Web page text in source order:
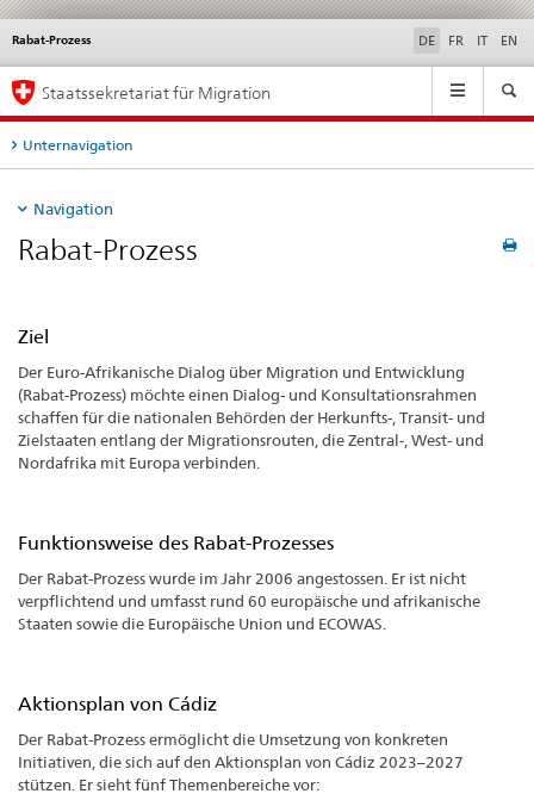
Rabat-Prozess DE FR IT EN
Service
Hauptnavigation
Staatssekretariat für Migration
Unternavigation
Navigation
Rabat-Prozess
Ziel
Der Euro-Afrikanische Dialog über Migration und Entwicklung
(Rabat-Prozess) möchte einen Dialog- und Konsultationsrahmen
schaffen für die nationalen Behörden der Herkunfts-, Transit- und
Zielstaaten entlang der Migrationsrouten, die Zentral-, West- und
Nordafrika mit Europa verbinden.
Funktionsweise des Rabat-Prozesses
Der Rabat-Prozess wurde im Jahr 2006 angestossen. Er ist nicht
verpflichtend und umfasst rund 60 europäische und afrikanische
Staaten sowie die Europäische Union und ECOWAS.
Aktionsplan von Cádiz
Der Rabat-Prozess ermöglicht die Umsetzung von konkreten
Initiativen, die sich auf den Aktionsplan von Cádiz 2023–2027
stützen. Er sieht fünf Themenbereiche vor: